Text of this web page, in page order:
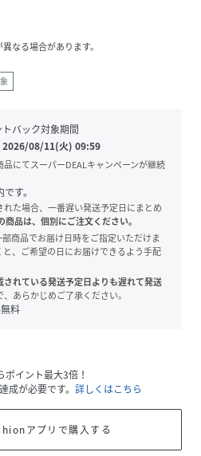
なる場合があります。
バック対象期間
2026/08/11(火) 09:59
にてスーパーDEALキャンペーンが継続
す。
た場合、一番遅い発送予定日にまとめ
商品は、個別にご注文ください。
商品でお届け日時をご指定いただけま
、ご希望の日にお届けできるよう手配
れている発送予定日よりも遅れて発送
あらかじめご了承ください。
料
ポイント最大3倍！
成が必要です。 詳しくはこちら
アプリで購入する